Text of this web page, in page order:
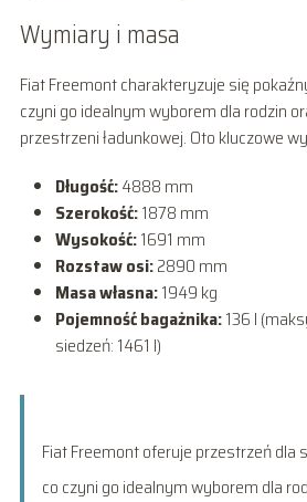
Wymiary i masa
Fiat Freemont charakteryzuje się
czyni go idealnym wyborem dla rodzin
przestrzeni ładunkowej. Oto kluczowe
Długość:4888 mm
Szerokość:1878 mm
Wysokość:1691 mm
Rozstaw osi:2890 mm
Masa własna:1949 kg
Pojemność bagażnika:136 l
siedzeń: 1461 l)
Fiat Freemont oferuje przestrzeń dla
co czyni go idealnym wyborem dla